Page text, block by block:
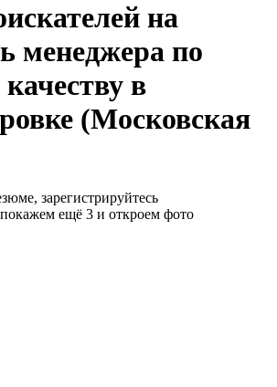
на
менеджера по
в
(Московская
зарегистрируйтесь
ещё 3 и откроем фото